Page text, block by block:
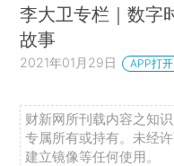
李大卫专栏｜数字
故事
2021年01月29日 APP打开
财新网所刊载内容之知
专属所有或持有。未经
建立镜像等任何使用。